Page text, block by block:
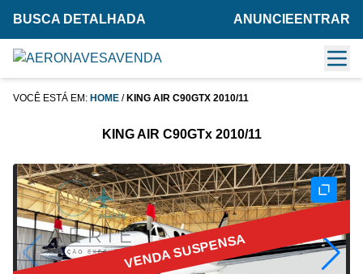
BUSCA DETALHADA ANUNCIE ENTRAR
VOCÊ ESTÁ EM: HOME / KING AIR C90GTX 2010/11
KING AIR C90GTx 2010/11
VENDA SUSPENSA